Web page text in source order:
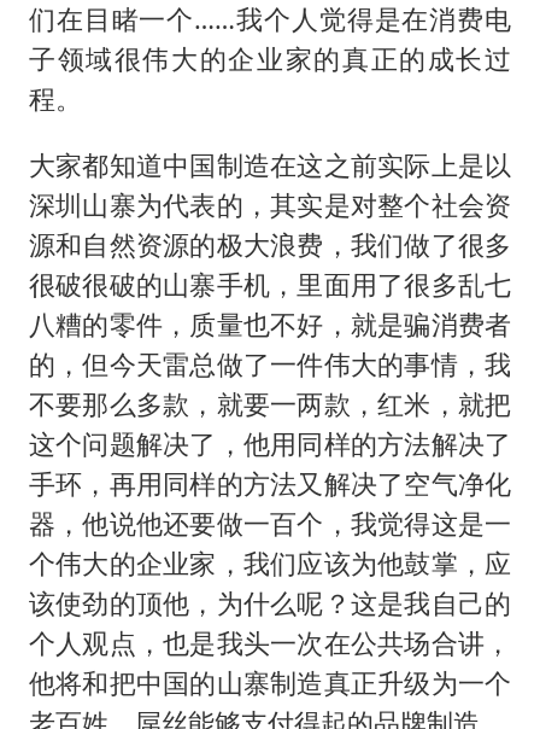
们在目睹一个……我个人觉得是在消费电
子领域很伟大的企业家的真正的成长过
程。
大家都知道中国制造在这之前实际上是以
深圳山寨为代表的，其实是对整个社会资
源和自然资源的极大浪费，我们做了很多
很破很破的山寨手机，里面用了很多乱七
八糟的零件，质量也不好，就是骗消费者
的，但今天雷总做了一件伟大的事情，我
不要那么多款，就要一两款，红米，就把
这个问题解决了，他用同样的方法解决了
手环，再用同样的方法又解决了空气净化
器，他说他还要做一百个，我觉得这是一
个伟大的企业家，我们应该为他鼓掌，应
该使劲的顶他，为什么呢？这是我自己的
个人观点，也是我头一次在公共场合讲，
他将和把中国的山寨制造真正升级为一个